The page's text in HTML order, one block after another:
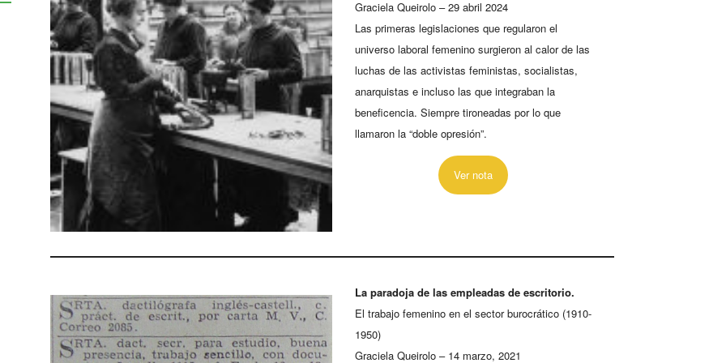
Graciela Queirolo – 29 abril 2024
Las primeras legislaciones que regularon el
universo laboral femenino surgieron al calor de las
luchas de las activistas feministas, socialistas,
anarquistas e incluso las que integraban la
beneficencia. Siempre tironeadas por lo que
llamaron la “doble opresión”.
Ver nota
La paradoja de las empleadas de escritorio.
El trabajo femenino en el sector burocrático (1910-
1950)
Graciela Queirolo – 14 marzo, 2021